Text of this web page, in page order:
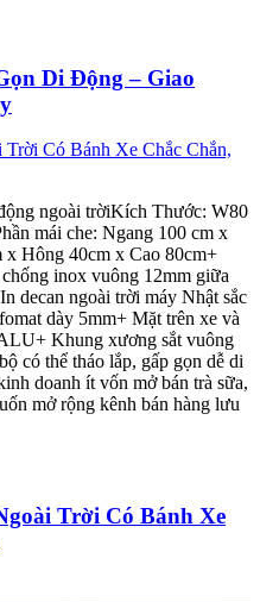
Di Động – Giao
ngoài trờiKích Thước: W80
mái che: Ngang 100 cm x
x Hông 40cm x Cao 80cm+
inox vuông 12mm giữa
decan ngoài trời máy Nhật sắc
dày 5mm+ Mặt trên xe và
Khung xương sắt vuông
có thể tháo lắp, gấp gọn dễ di
doanh ít vốn mở bán trà sữa,
mở rộng kênh bán hàng lưu
Trời Có Bánh Xe